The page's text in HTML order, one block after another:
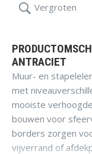
Vergroten
ANTRACIET
Muur- en
met
mooiste
bouwen voor
borders zorgen
vijverrand of